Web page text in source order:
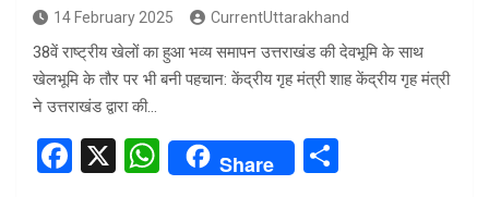
14 February 2025 CurrentUttarakhand
38वें राष्ट्रीय खेलों का हुआ भव्य समापन उत्तराखंड की देवभूमि के साथ
खेलभूमि के तौर पर भी बनी पहचान: केंद्रीय गृह मंत्री शाह केंद्रीय गृह मंत्री
ने उत्तराखंड द्वारा की…
F
X
W
Share